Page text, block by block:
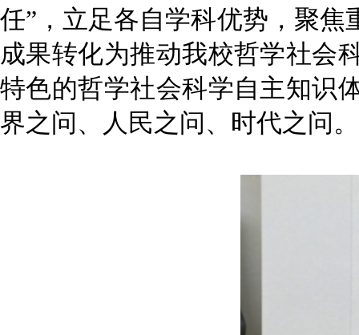
任”， 立足各自学科优势，聚焦
成果转化为推动我校哲学社会
特色的哲学社会科学自主知识
界之问、人民之问、时代之问。